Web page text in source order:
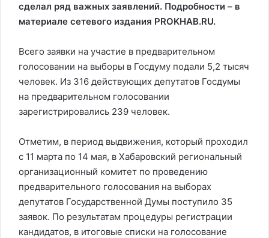
сделал ряд важных заявлений. Подробности – в
материале сетевого издания PROKHAB.RU.
Всего заявки на участие в предварительном
голосовании на выборы в Госдуму подали 5,2 тысяч
человек. Из 316 действующих депутатов Госдумы
на предварительном голосовании
зарегистрировались 239 человек.
Отметим, в период выдвижения, который проходил
с 11 марта по 14 мая, в Хабаровский региональный
организационный комитет по проведению
предварительного голосования на выборах
депутатов Государственной Думы поступило 35
заявок. По результатам процедуры регистрации
кандидатов, в итоговые списки на голосование